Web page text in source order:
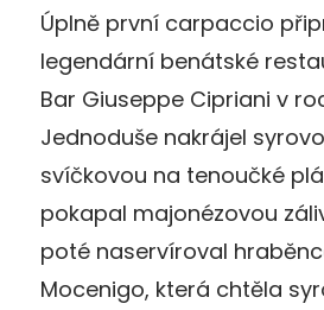
Úplně první carpaccio
legendární benátské
Bar Giuseppe Cipriani v
Jednoduše nakrájel
svíčkovou na tenoučké
pokapal majonézovou
poté naservíroval
Mocenigo, která chtěla